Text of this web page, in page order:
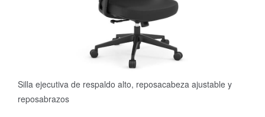
Silla ejecutiva de respaldo alto, reposacabeza ajustable y
reposabrazos